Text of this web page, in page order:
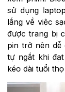
sử dụng
lắng về việc
được trang bị
pin trở nên dễ
tự ngắt khi
kéo dài tuổi